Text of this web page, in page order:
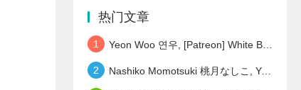
热门文章
1 Yeon Woo 연우, [Patreon] White Bodysuit Set.02
2 Nashiko Momotsuki 桃月なしこ, Young Magazine 2023 No.28 (ヤングマガジン 2023年28号)